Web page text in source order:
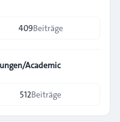
409Beiträge
Academic
512Beiträge